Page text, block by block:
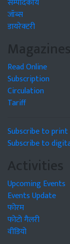
जॉब्स
डायरेक्टरी
Magazines
Read Online
Subscription
Circulation
Tariff
Subscribe to
Subscribe to
Activities
Upcoming Events
Events Update
फोरम
फोटो गैलरी
वीडियो